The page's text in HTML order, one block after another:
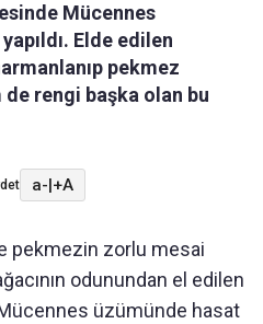
Mücennes
Elde edilen
pekmez
de rengi başka olan bu
a-|+A
pekmezin zorlu mesai
odunundan el edilen
üzümünde hasat